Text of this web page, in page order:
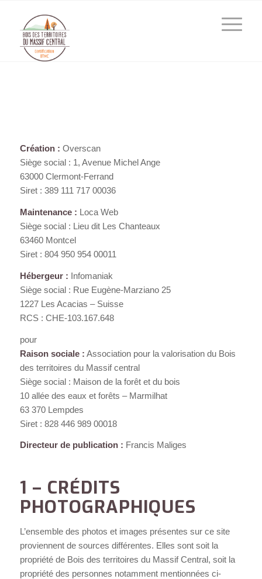
Création : Overscan
Siège social : 1, Avenue Michel Ange
63000 Clermont-Ferrand
Siret : 389 111 717 00036
Maintenance : Loca Web
Siège social : Lieu dit Les Chanteaux
63460 Montcel
Siret : 804 950 954 00011
Hébergeur : Infomaniak
Siège social : Rue Eugène-Marziano 25
1227 Les Acacias – Suisse
RCS : CHE-103.167.648
pour
Raison sociale : Association pour la valorisation du Bois
des territoires du Massif central
Siège social : Maison de la forêt et du bois
10 allée des eaux et forêts – Marmilhat
63 370 Lempdes
Siret : 828 446 989 00018
Directeur de publication : Francis Maliges
1 – CRÉDITS
PHOTOGRAPHIQUES
L’ensemble des photos et images présentes sur ce site
proviennent de sources différentes. Elles sont soit la
propriété de Bois des territoires du Massif Central, soit la
propriété des personnes notamment mentionnées ci-